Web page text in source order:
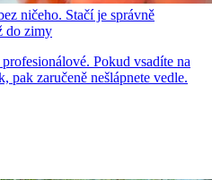
ničeho. Stačí je správně
do zimy
Pokud vsadíte na
pak zaručeně nešlápnete vedle.